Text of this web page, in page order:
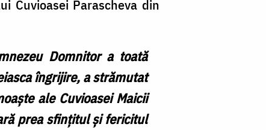
Cuvioasei Parascheva din
Domnitor a toată
îngrijire, a strămutat
ale Cuvioasei Maicii
prea sfințitul și fericitul